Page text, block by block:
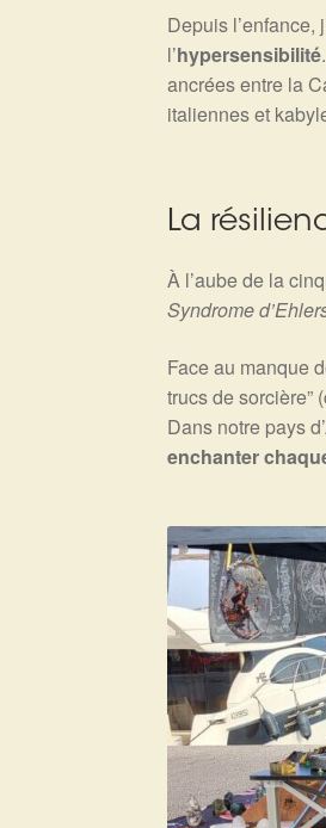
Depuis l’enfance,
l’hypersensibilité
ancrées entre la
italiennes et
La
À l’aube de la
Syndrome
Face au manque
trucs de sorcière”
Dans notre pays
enchanter